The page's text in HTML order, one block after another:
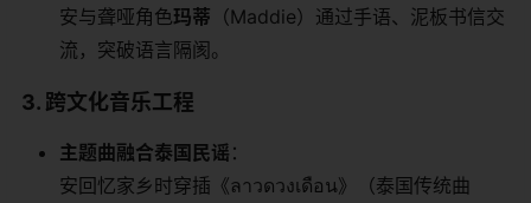
安与聋哑角色​​玛蒂​ ​（Maddie）通过手语、泥板书信交
流，突破语言隔阂。
​3. 跨文化音乐工程​
​主题曲融合泰国民谣​ ​：
安回忆家乡时穿插《ลาวดวงเดือน》（泰国传统曲